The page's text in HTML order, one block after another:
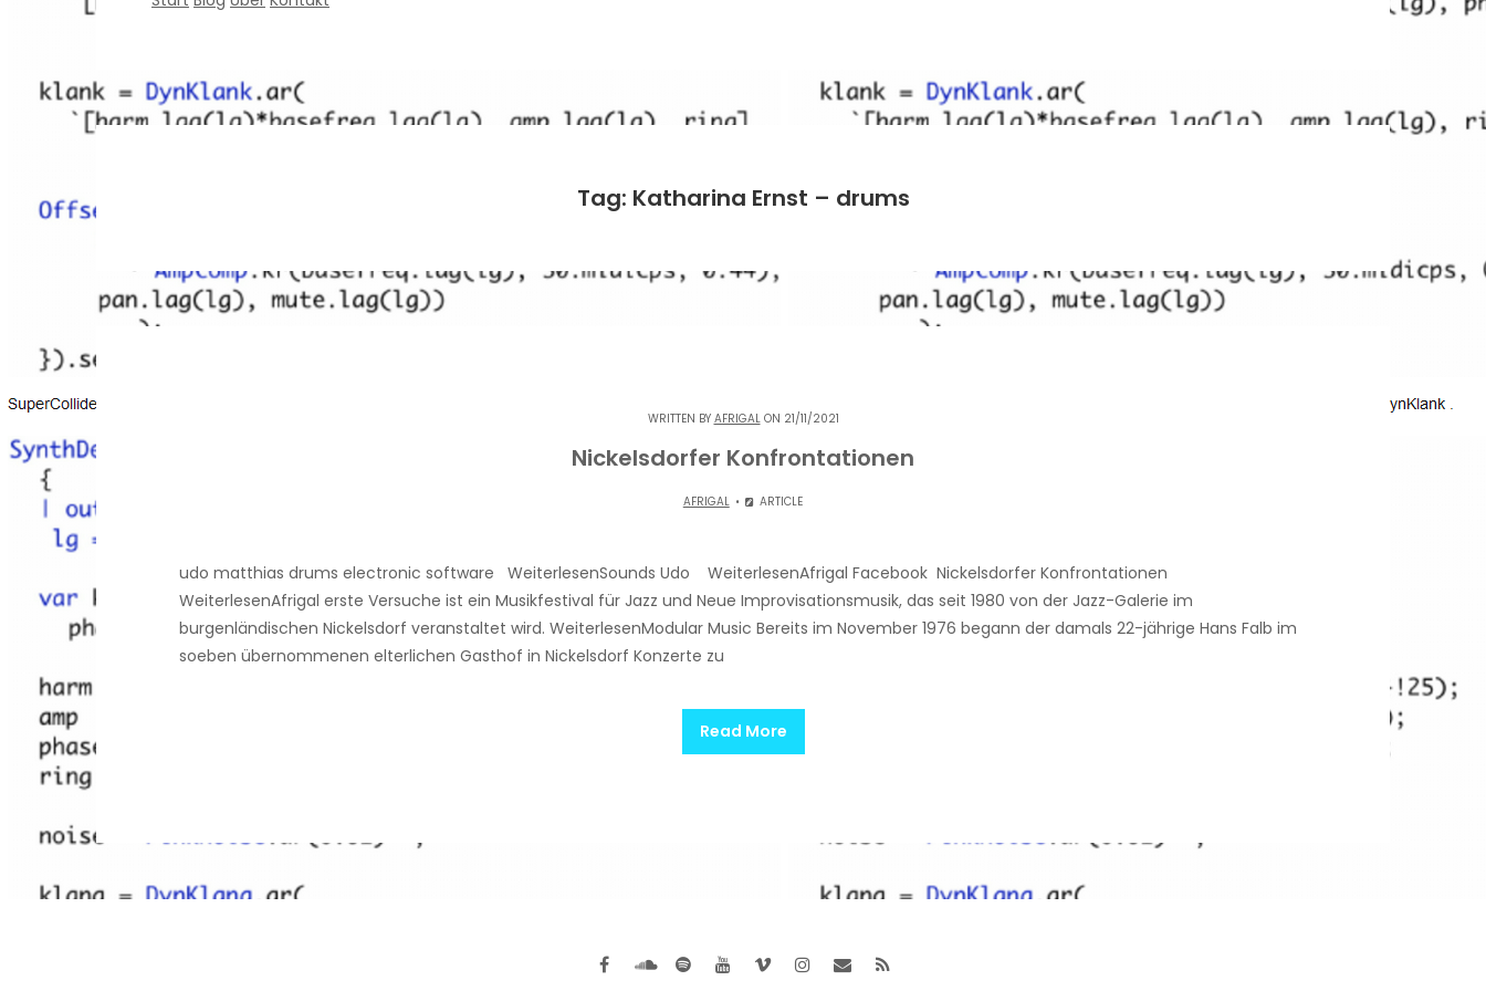
Tag: Katharina Ernst – drums
WRITTEN BY AFRIGALON 21/11/2021
Nickelsdorfer Konfrontationen
AFRIGAL ARTICLE
udo matthias drums electronic software WeiterlesenSounds Udo WeiterlesenAfrigal Facebook Nickelsdorfer Konfrontationen
WeiterlesenAfrigal erste Versuche ist ein Musikfestival für Jazz und Neue Improvisationsmusik, das seit 1980 von der Jazz-Galerie im
burgenländischen Nickelsdorf veranstaltet wird. WeiterlesenModular Music Bereits im November 1976 begann der damals 22-jährige Hans Falb im
soeben übernommenen elterlichen Gasthof in Nickelsdorf Konzerte zu
Read More